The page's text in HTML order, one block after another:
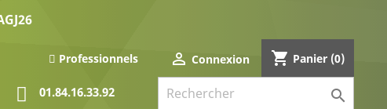
Professionnels  Connexion shopping_cart Panier (0)
01.84.16.33.92 